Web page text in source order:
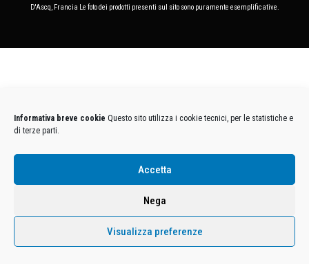
Informativa breve cookie Questo sito utilizza i cookie tecnici, per le statistiche e
di terze parti.
Accetta
Nega
Visualizza preferenze
D'Ascq, Francia Le foto dei prodotti presenti sul sito sono puramente esemplificative.